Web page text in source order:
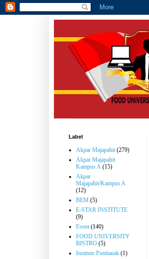
Label
Akpar Majapahit (279)
Akpar Majapahit
Kampus A (15)
Akpar
Majapahit/Kampus A
(12)
BEM (5)
E-STAR INSTITUTE
(9)
Event (140)
FOOD UNIVERSITY
BISTRO (5)
Institute Pontianak (1)